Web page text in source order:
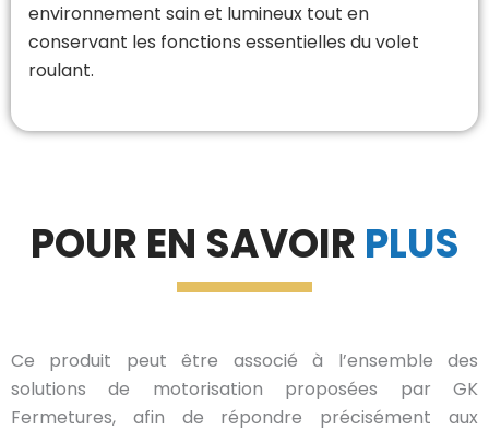
environnement sain et lumineux tout en
conservant les fonctions essentielles du volet
roulant.
POUR EN SAVOIR PLUS
Ce produit peut être associé à l’ensemble des
solutions de motorisation proposées par GK
Fermetures, afin de répondre précisément aux